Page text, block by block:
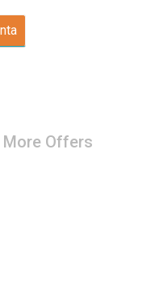
More Offers